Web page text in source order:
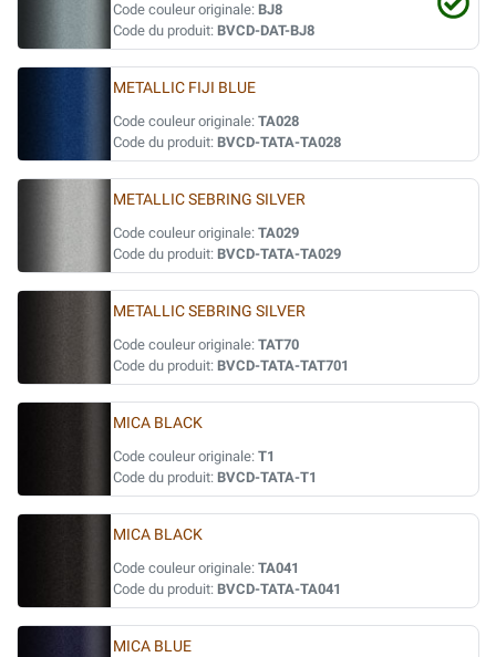
Code couleur originale: BJ8
Code du produit: BVCD-DAT-BJ8
METALLIC FIJI BLUE
Code couleur originale: TA028
Code du produit: BVCD-TATA-TA028
METALLIC SEBRING SILVER
Code couleur originale: TA029
Code du produit: BVCD-TATA-TA029
METALLIC SEBRING SILVER
Code couleur originale: TAT70
Code du produit: BVCD-TATA-TAT701
MICA BLACK
Code couleur originale: T1
Code du produit: BVCD-TATA-T1
MICA BLACK
Code couleur originale: TA041
Code du produit: BVCD-TATA-TA041
MICA BLUE